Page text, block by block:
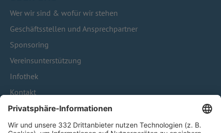
Wer wir sind & wofür wir stehen
Geschäftsstellen und Ansprechpartner
Sponsoring
Vereinsunterstützung
Infothek
Kontakt
HÄUFIG BESUCHTE SEITEN